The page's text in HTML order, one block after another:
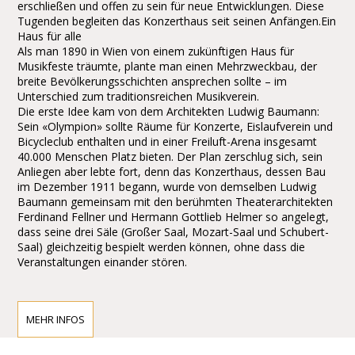
erschließen und offen zu sein für neue Entwicklungen. Diese
Tugenden begleiten das Konzerthaus seit seinen Anfängen.Ein
Haus für alle
Als man 1890 in Wien von einem zukünftigen Haus für
Musikfeste träumte, plante man einen Mehrzweckbau, der
breite Bevölkerungsschichten ansprechen sollte – im
Unterschied zum traditionsreichen Musikverein.
Die erste Idee kam von dem Architekten Ludwig Baumann:
Sein «Olympion» sollte Räume für Konzerte, Eislaufverein und
Bicycleclub enthalten und in einer Freiluft-Arena insgesamt
40.000 Menschen Platz bieten. Der Plan zerschlug sich, sein
Anliegen aber lebte fort, denn das Konzerthaus, dessen Bau
im Dezember 1911 begann, wurde von demselben Ludwig
Baumann gemeinsam mit den berühmten Theaterarchitekten
Ferdinand Fellner und Hermann Gottlieb Helmer so angelegt,
dass seine drei Säle (Großer Saal, Mozart-Saal und Schubert-
Saal) gleichzeitig bespielt werden können, ohne dass die
Veranstaltungen einander stören.
ZUGANG ZU DEN WIENER
KONZERTHAUS:
MEHR INFOS